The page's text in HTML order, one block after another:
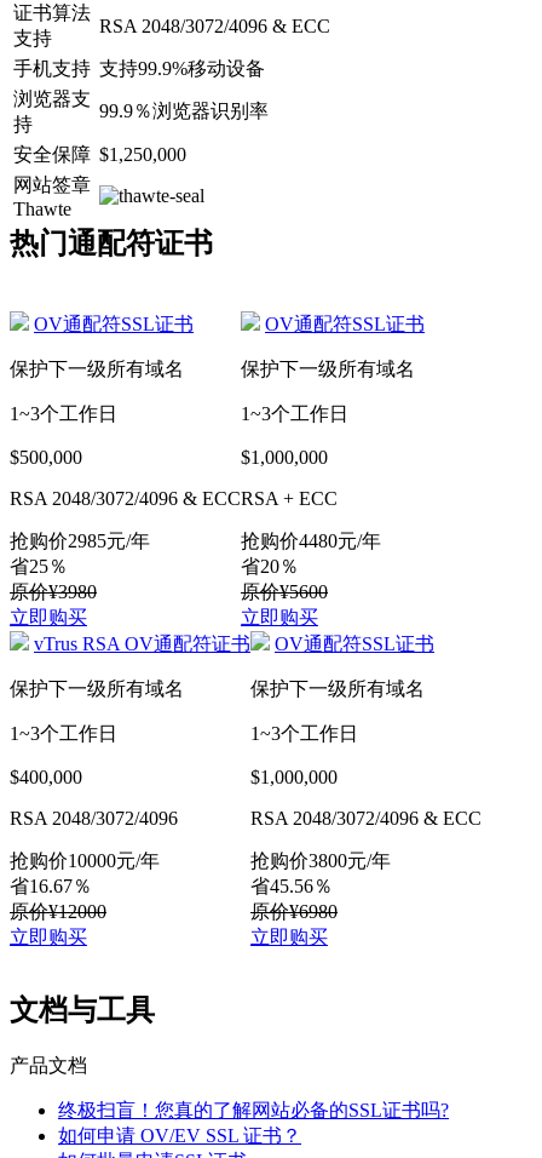
证书算法
支持
RSA 2048/3072/4096 & ECC
手机支持 支持99.9%移动设备
浏览器支
持
99.9％浏览器识别率
安全保障 $1,250,000
网站签章
Thawte
热门通配符证书
OV通配符SSL证书
保护下一级所有域名
1~3个工作日
$500,000
RSA 2048/3072/4096 & ECC
抢购价2985元/年
省25％
原价¥3980
立即购买
OV通配符SSL证书
保护下一级所有域名
1~3个工作日
$1,000,000
RSA + ECC
抢购价4480元/年
省20％
原价¥5600
立即购买
vTrus RSA OV通配符证书
保护下一级所有域名
1~3个工作日
$400,000
RSA 2048/3072/4096
抢购价10000元/年
省16.67％
原价¥12000
立即购买
OV通配符SSL证书
保护下一级所有域名
1~3个工作日
$1,000,000
RSA 2048/3072/4096 & ECC
抢购价3800元/年
省45.56％
原价¥6980
立即购买
文档与工具
产品文档
终极扫盲！您真的了解网站必备的SSL证书吗?
如何申请 OV/EV SSL 证书？